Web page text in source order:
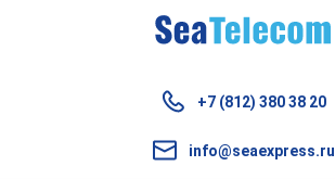
+7 (812) 380 38 20
info@seaexpress.ru